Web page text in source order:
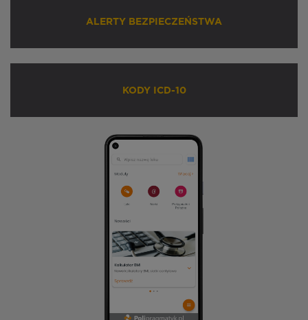
ALERTY BEZPIECZEŃSTWA
KODY ICD-10